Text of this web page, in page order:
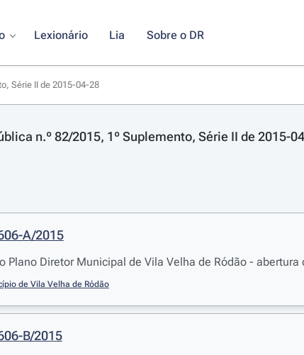
Lexionário Lia Sobre o DR
Série II de 2015-04-28
n.º 82/2015, 1º Suplemento, Série II de 2015-
A/2015
Plano Diretor Municipal de Vila Velha de Ródão -
de Vila Velha de Ródão
B/2015